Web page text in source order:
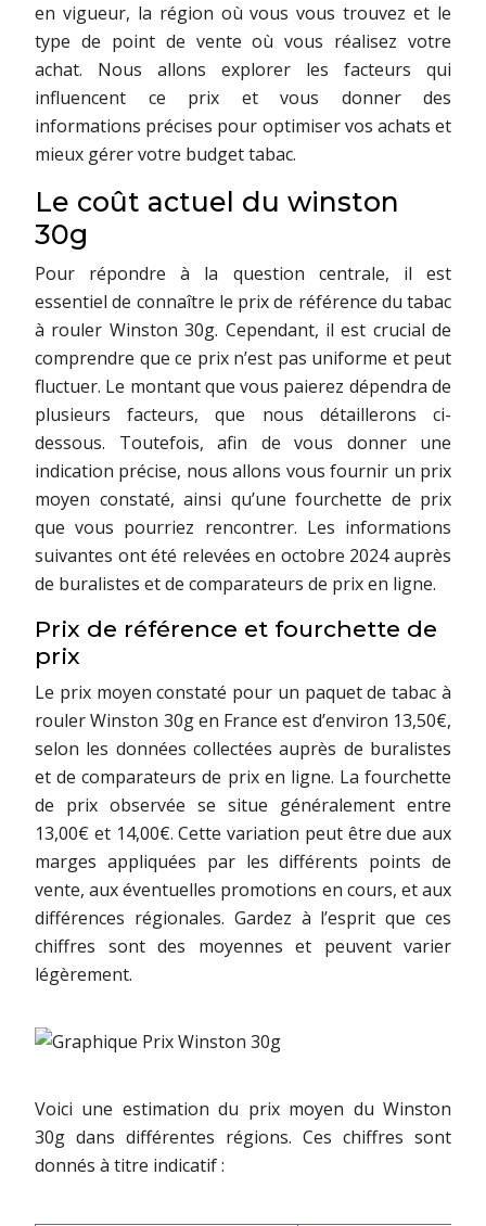
en vigueur, la région où vous vous trouvez et le
type de point de vente où vous réalisez votre
achat. Nous allons explorer les facteurs qui
influencent ce prix et vous donner des
informations précises pour optimiser vos achats et
mieux gérer votre budget tabac.
Le coût actuel du winston
30g
Pour répondre à la question centrale, il est
essentiel de connaître le prix de référence du tabac
à rouler Winston 30g. Cependant, il est crucial de
comprendre que ce prix n’est pas uniforme et peut
fluctuer. Le montant que vous paierez dépendra de
plusieurs facteurs, que nous détaillerons ci-
dessous. Toutefois, afin de vous donner une
indication précise, nous allons vous fournir un prix
moyen constaté, ainsi qu’une fourchette de prix
que vous pourriez rencontrer. Les informations
suivantes ont été relevées en octobre 2024 auprès
de buralistes et de comparateurs de prix en ligne.
Prix de référence et fourchette de
prix
Le prix moyen constaté pour un paquet de tabac à
rouler Winston 30g en France est d’environ 13,50€,
selon les données collectées auprès de buralistes
et de comparateurs de prix en ligne. La fourchette
de prix observée se situe généralement entre
13,00€ et 14,00€. Cette variation peut être due aux
marges appliquées par les différents points de
vente, aux éventuelles promotions en cours, et aux
différences régionales. Gardez à l’esprit que ces
chiffres sont des moyennes et peuvent varier
légèrement.
Voici une estimation du prix moyen du Winston
30g dans différentes régions. Ces chiffres sont
donnés à titre indicatif :